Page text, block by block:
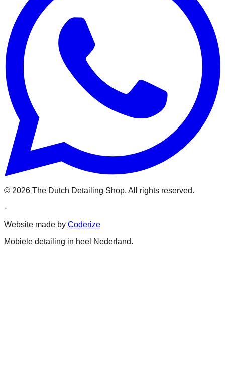
© 2026 The Dutch Detailing Shop. All rights reserved.
-
Website made by Coderize
Mobiele detailing in heel Nederland.